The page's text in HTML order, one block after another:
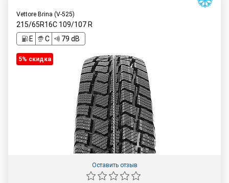
Vettore Brina (V-525)
215/65R16C 109/107 R
E
C 79 dB
5% cкидка
Оставить отзыв